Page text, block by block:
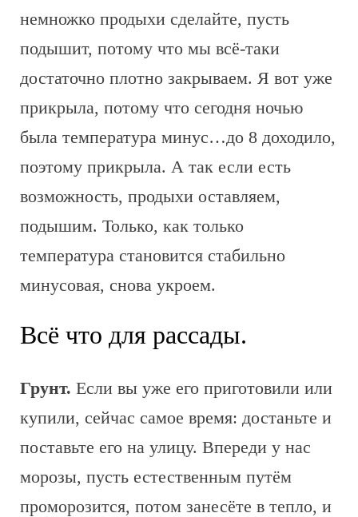
немножко продыхи сделайте, пусть
подышит, потому что мы всё-таки
достаточно плотно закрываем. Я вот уже
прикрыла, потому что сегодня ночью
была температура минус…до 8 доходило,
поэтому прикрыла. А так если есть
возможность, продыхи оставляем,
подышим. Только, как только
температура становится стабильно
минусовая, снова укроем.
Всё что для рассады.
Грунт. Если вы уже его приготовили или
купили, сейчас самое время: достаньте и
поставьте его на улицу. Впереди у нас
морозы, пусть естественным путём
проморозится, потом занесёте в тепло, и